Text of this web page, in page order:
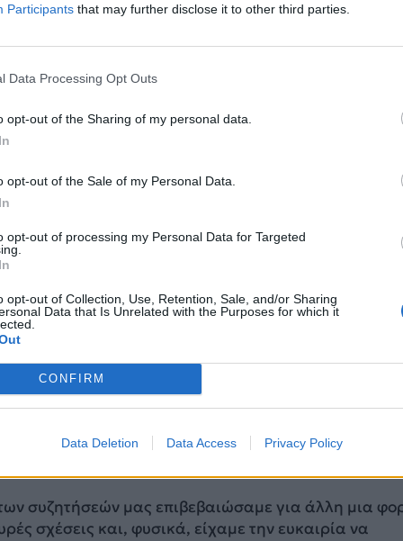
Participants that may further disclose it to other third parties.
Data Processing Opt Outs
opt-out of the Sharing of my personal data.
opt-out of the Sale of my Personal Data.
opt-out of processing my Personal Data for Targeted
opt-out of Collection, Use, Retention, Sale, and/or Sharing
Data that Is Unrelated with the Purposes for which it
CONFIRM
Data Deletion Data Access Privacy Policy
απόψεις σχετικά με τη συνεργασία και τον
του NATO.
Δένδια
αγαπητέ Nuno, Σας ευχαριστώ πολύ για τη
αντικατοπτρίζουν τις εξαιρετικές σχέσεις μεταξύ
συζητήσεών μας επιβεβαιώσαμε για άλλη μια
σχέσεις και, φυσικά, είχαμε την ευκαιρία να